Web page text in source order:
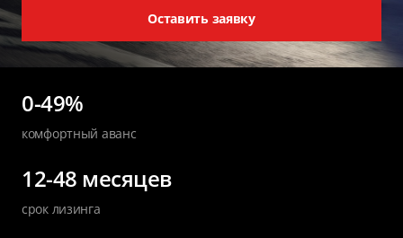
Оставить заявку
0-49%
комфортный аванс
12-48 месяцев
срок лизинга